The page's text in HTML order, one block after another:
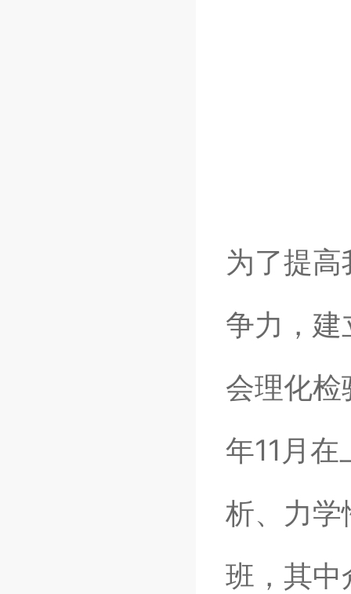
为了提
争力，
会理化
年11月
析、力学
班， 其中